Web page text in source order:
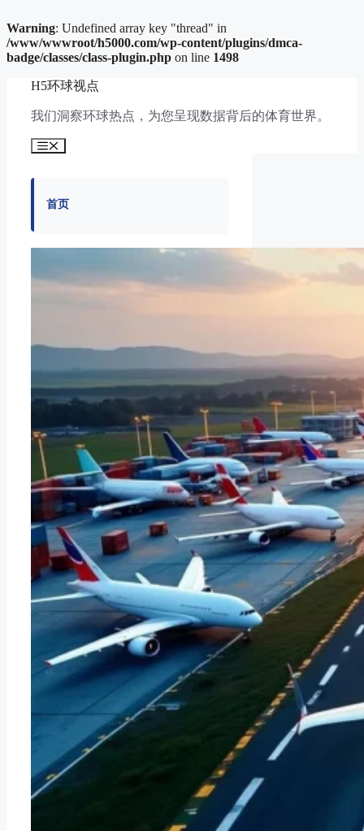
Warning: Undefined array key "thread" in
/www/wwwroot/h5000.com/wp-content/plugins/dmca-
badge/classes/class-plugin.php on line 1498
H5环球视点
我们洞察环球热点，为您呈现数据背后的体育世界。
菜
首页